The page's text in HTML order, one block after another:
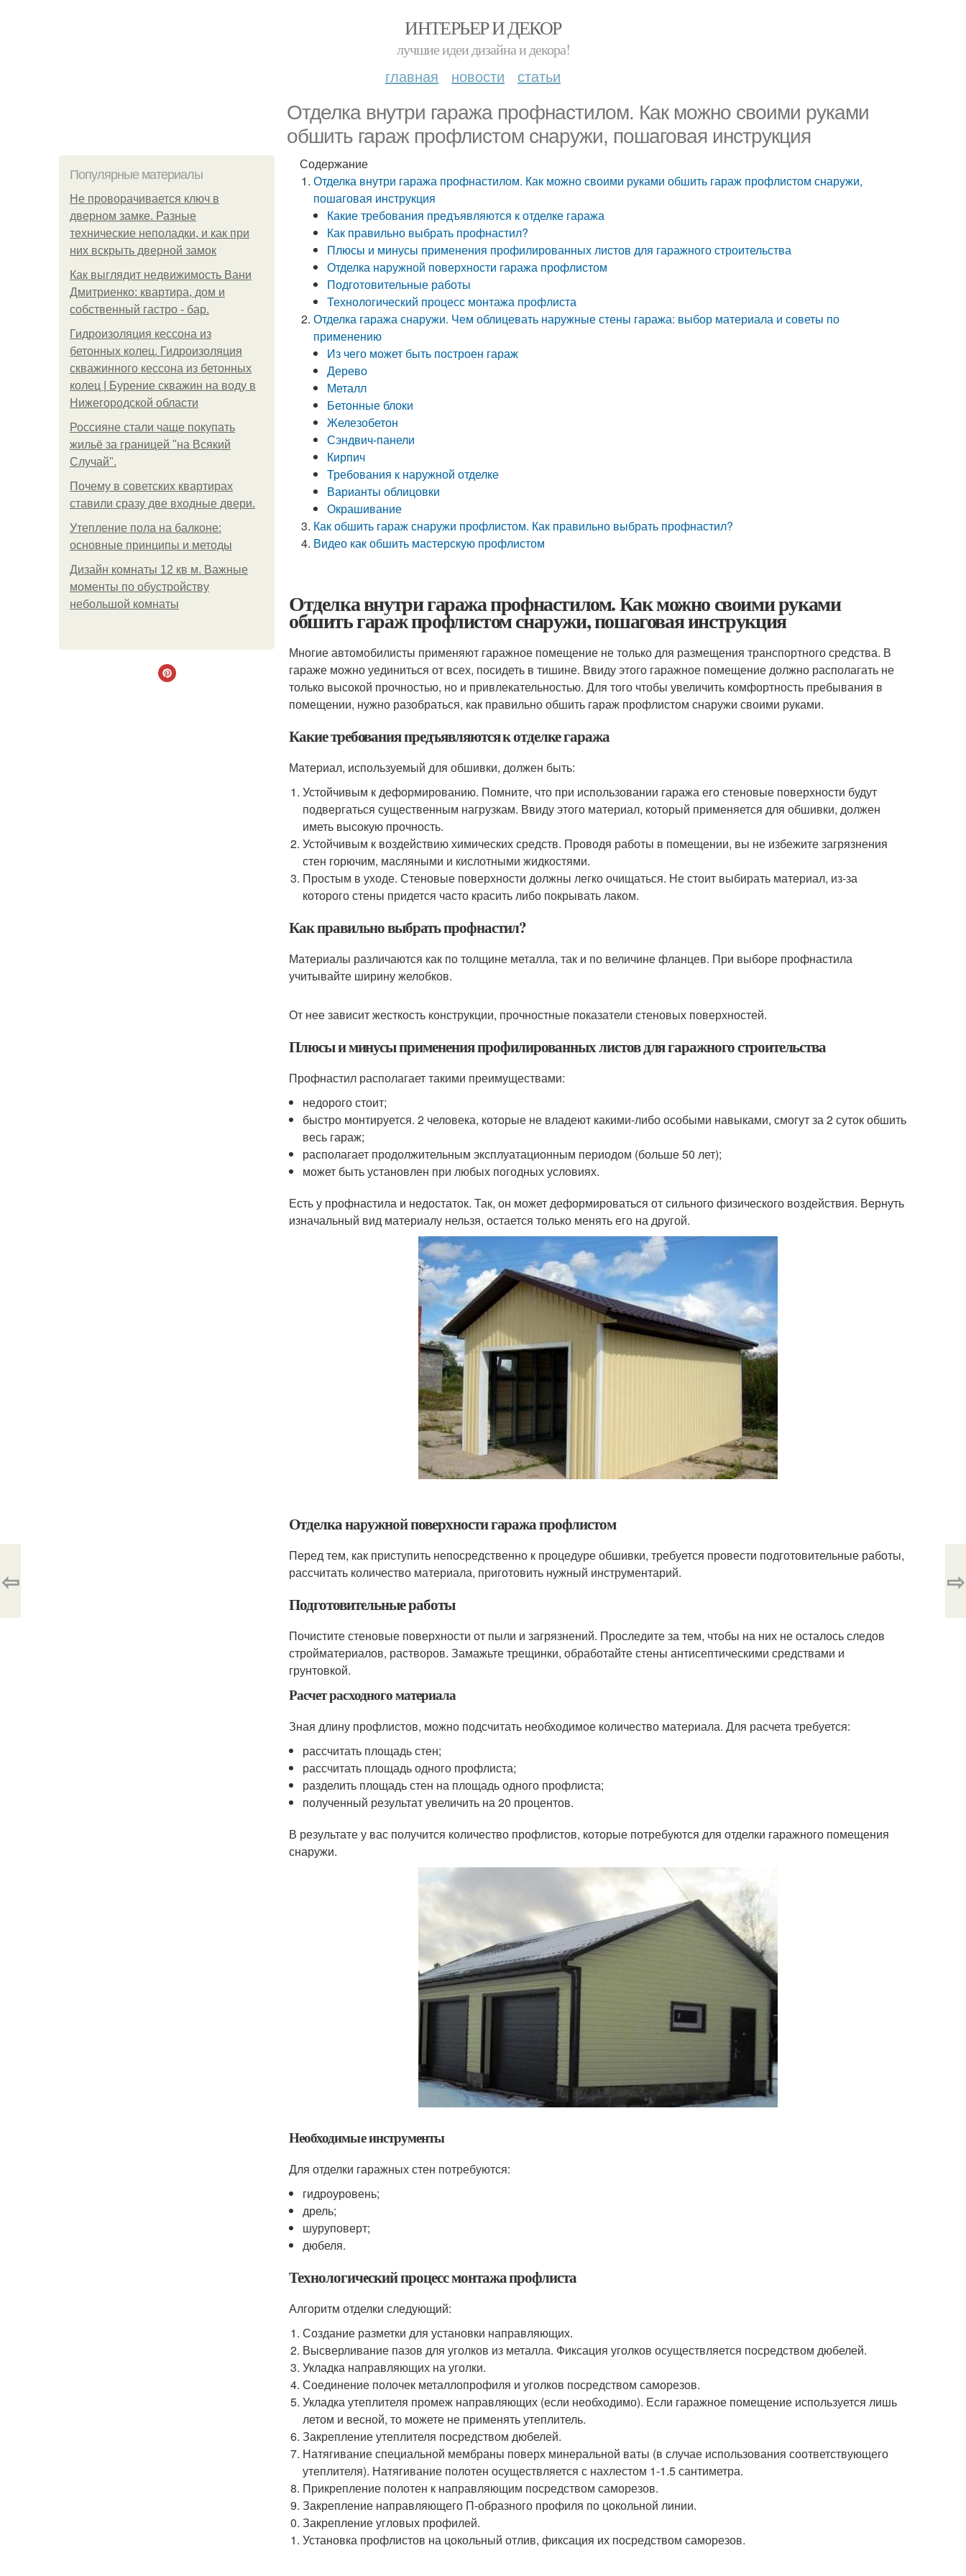
ИНТЕРЬЕР И ДЕКОР
лучшие идеи дизайна и декора!
главная новости статьи
Отделка внутри гаража профнастилом. Как можно своими руками
обшить гараж профлистом снаружи, пошаговая инструкция
Популярные материалы
Не проворачивается ключ в
дверном замке. Разные
технические неполадки, и как при
них вскрыть дверной замок
Как выглядит недвижимость Вани
Дмитриенко: квартира, дом и
собственный гастро - бар.
Гидроизоляция кессона из
бетонных колец. Гидроизоляция
скважинного кессона из бетонных
колец | Бурение скважин на воду в
Нижегородской области
Россияне стали чаще покупать
жильё за границей "на Всякий
Случай".
Почему в советских квартирах
ставили сразу две входные двери.
Утепление пола на балконе:
основные принципы и методы
Дизайн комнаты 12 кв м. Важные
моменты по обустройству
небольшой комнаты
Содержание
Отделка внутри гаража профнастилом. Как можно своими руками обшить гараж профлистом снаружи,
пошаговая инструкция
Какие требования предъявляются к отделке гаража
Как правильно выбрать профнастил?
Плюсы и минусы применения профилированных листов для гаражного строительства
Отделка наружной поверхности гаража профлистом
Подготовительные работы
Технологический процесс монтажа профлиста
Отделка гаража снаружи. Чем облицевать наружные стены гаража: выбор материала и советы по
применению
Из чего может быть построен гараж
Дерево
Металл
Бетонные блоки
Железобетон
Сэндвич-панели
Кирпич
Требования к наружной отделке
Варианты облицовки
Окрашивание
Как обшить гараж снаружи профлистом. Как правильно выбрать профнастил?
Видео как обшить мастерскую профлистом
Отделка внутри гаража профнастилом. Как можно своими руками
обшить гараж профлистом снаружи, пошаговая инструкция
Многие автомобилисты применяют гаражное помещение не только для размещения транспортного средства. В
гараже можно уединиться от всех, посидеть в тишине. Ввиду этого гаражное помещение должно располагать не
только высокой прочностью, но и привлекательностью. Для того чтобы увеличить комфортность пребывания в
помещении, нужно разобраться, как правильно обшить гараж профлистом снаружи своими руками.
Какие требования предъявляются к отделке гаража
Материал, используемый для обшивки, должен быть:
Устойчивым к деформированию. Помните, что при использовании гаража его стеновые поверхности будут
подвергаться существенным нагрузкам. Ввиду этого материал, который применяется для обшивки, должен
иметь высокую прочность.
Устойчивым к воздействию химических средств. Проводя работы в помещении, вы не избежите загрязнения
стен горючим, масляными и кислотными жидкостями.
Простым в уходе. Стеновые поверхности должны легко очищаться. Не стоит выбирать материал, из-за
которого стены придется часто красить либо покрывать лаком.
Как правильно выбрать профнастил?
Материалы различаются как по толщине металла, так и по величине фланцев. При выборе профнастила
учитывайте ширину желобков.
От нее зависит жесткость конструкции, прочностные показатели стеновых поверхностей.
Плюсы и минусы применения профилированных листов для гаражного строительства
Профнастил располагает такими преимуществами:
недорого стоит;
быстро монтируется. 2 человека, которые не владеют какими-либо особыми навыками, смогут за 2 суток обшить
весь гараж;
располагает продолжительным эксплуатационным периодом (больше 50 лет);
может быть установлен при любых погодных условиях.
Есть у профнастила и недостаток. Так, он может деформироваться от сильного физического воздействия. Вернуть
изначальный вид материалу нельзя, остается только менять его на другой.
Отделка наружной поверхности гаража профлистом
Перед тем, как приступить непосредственно к процедуре обшивки, требуется провести подготовительные работы,
рассчитать количество материала, приготовить нужный инструментарий.
Подготовительные работы
Почистите стеновые поверхности от пыли и загрязнений. Проследите за тем, чтобы на них не осталось следов
стройматериалов, растворов. Замажьте трещинки, обработайте стены антисептическими средствами и
грунтовкой.
Расчет расходного материала
Зная длину профлистов, можно подсчитать необходимое количество материала. Для расчета требуется:
рассчитать площадь стен;
рассчитать площадь одного профлиста;
разделить площадь стен на площадь одного профлиста;
полученный результат увеличить на 20 процентов.
В результате у вас получится количество профлистов, которые потребуются для отделки гаражного помещения
снаружи.
Необходимые инструменты
Для отделки гаражных стен потребуются:
гидроуровень;
дрель;
шуруповерт;
дюбеля.
Технологический процесс монтажа профлиста
Алгоритм отделки следующий:
Создание разметки для установки направляющих.
Высверливание пазов для уголков из металла. Фиксация уголков осуществляется посредством дюбелей.
Укладка направляющих на уголки.
Соединение полочек металлопрофиля и уголков посредством саморезов.
Укладка утеплителя промеж направляющих (если необходимо). Если гаражное помещение используется лишь
летом и весной, то можете не применять утеплитель.
Закрепление утеплителя посредством дюбелей.
Натягивание специальной мембраны поверх минеральной ваты (в случае использования соответствующего
утеплителя). Натягивание полотен осуществляется с нахлестом 1-1.5 сантиметра.
Прикрепление полотен к направляющим посредством саморезов.
Закрепление направляющего П-образного профиля по цокольной линии.
Закрепление угловых профилей.
Установка профлистов на цокольный отлив, фиксация их посредством саморезов.
⇦ ⇨